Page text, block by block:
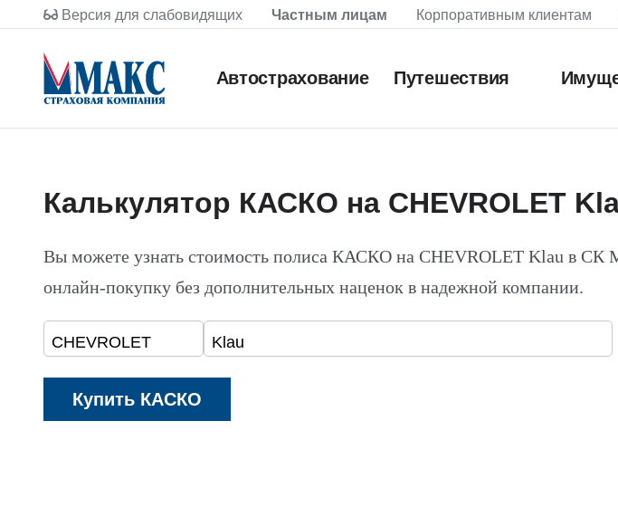
Версия для слабовидящих Частным лицам Корпоративным клиентам
Автострахование Путешествия
Калькулятор КАСКО на CHEVROLET
Вы можете узнать стоимость полиса КАСКО на CHEVROLET Klau в
онлайн-покупку без дополнительных наценок в надежной компании.